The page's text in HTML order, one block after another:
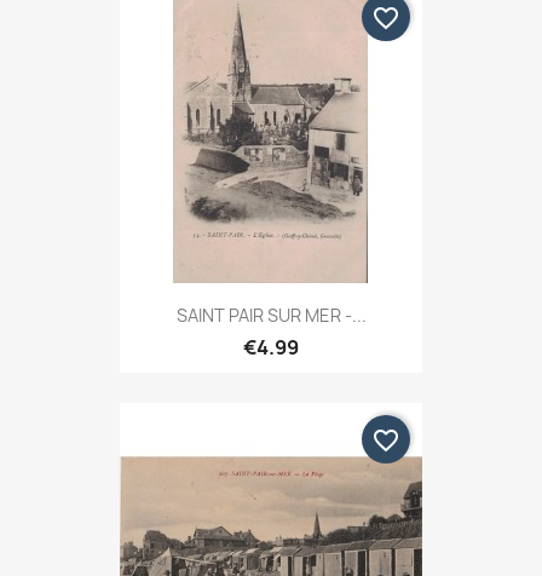
SAINT PAIR SUR MER -...
€4.99
favorite_border
favorite_border